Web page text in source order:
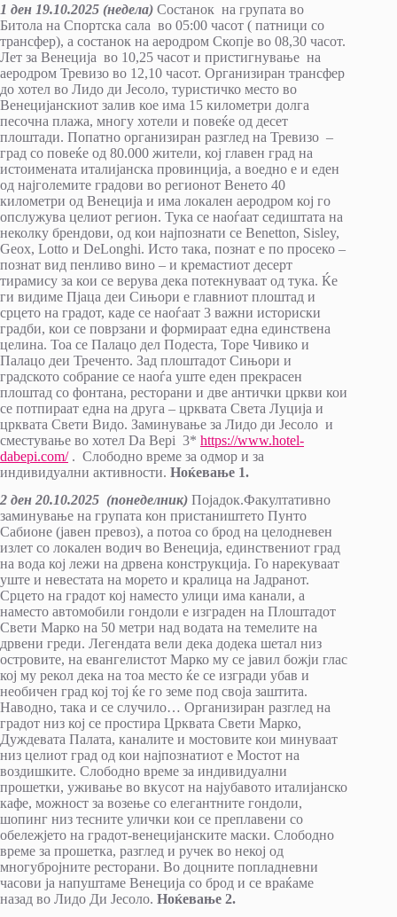
1 ден 19.10.2025 (недела) Состанок на групата во
Битола на Спортска сала во 05:00 часот ( патници со
трансфер), а состанок на аеродром Скопје во 08,30 часот.
Лет за Венеција во 10,25 часот и пристигнување на
аеродром Тревизо во 12,10 часот. Организиран трансфер
до хотел во Лидо ди Јесоло, туристичко место во
Венецијанскиот залив кое има 15 километри долга
песочна плажа, многу хотели и повеќе од десет
плоштади. Попатно организиран разглед на Тревизо –
град со повеќе од 80.000 жители, кој главен град на
истоимената италијанска провинција, а воедно е и еден
од најголемите градови во регионот Венето 40
километри од Венеција и има локален аеродром кој го
опслужува целиот регион. Тука се наоѓаат седиштата на
неколку брендови, од кои најпознати се Benetton, Sisley,
Geox, Lotto и DeLonghi. Исто така, познат е по просеко –
познат вид пенливо вино – и кремастиот десерт
тирамису за кои се верува дека потекнуваат од тука. Ќе
ги видиме Пјаца деи Сињори е главниот плоштад и
срцето на градот, каде се наоѓаат 3 важни историски
градби, кои се поврзани и формираат една единствена
целина. Тоа се Палацо дел Подеста, Торе Чивико и
Палацо деи Треченто. Зад плоштадот Сињори и
градското собрание се наоѓа уште еден прекрасен
плоштад со фонтана, ресторани и две антички цркви кои
се потпираат една на друга – црквата Света Луција и
црквата Свети Видо. Заминување за Лидо ди Јесоло и
сместување во хотел Da Bepi 3* https://www.hotel-
dabepi.com/. Слободно време за одмор и за
индивидуални активности. Ноќевање 1.
2 ден 20.10.2025 (понеделник) Појадок.Факултативно
заминување на групата кон пристаништето Пунто
Сабионе (јавен превоз), а потоа со брод на целодневен
излет со локален водич во Венеција, единствениот град
на вода кој лежи на дрвена конструкција. Го нарекуваат
уште и невестата на морето и кралица на Јадранот.
Срцето на градот кој наместо улици има канали, а
наместо автомобили гондоли е изграден на Плоштадот
Свети Марко на 50 метри над водата на темелите на
дрвени греди. Легендата вели дека додека шетал низ
островите, на евангелистот Марко му се јавил божји глас
кој му рекол дека на тоа место ќе се изгради убав и
необичен град кој тој ќе го земе под своја заштита.
Наводно, така и се случило… Организиран разглед на
градот низ кој се простира Црквата Свети Марко,
Дуждевата Палата, каналите и мостовите кои минуваат
низ целиот град од кои најпознатиот е Мостот на
воздишките. Слободно време за индивидуални
прошетки, уживање во вкусот на најубавото италијанско
кафе, можност за возење со елегантните гондоли,
шопинг низ тесните улички кои се преплавени со
обележјето на градот-венецијанските маски. Слободно
време за прошетка, разглед и ручек во некој од
многубројните ресторани. Во доцните попладневни
часови ја напуштаме Венеција со брод и се враќаме
назад во Лидо Ди Јесоло. Ноќевање 2.